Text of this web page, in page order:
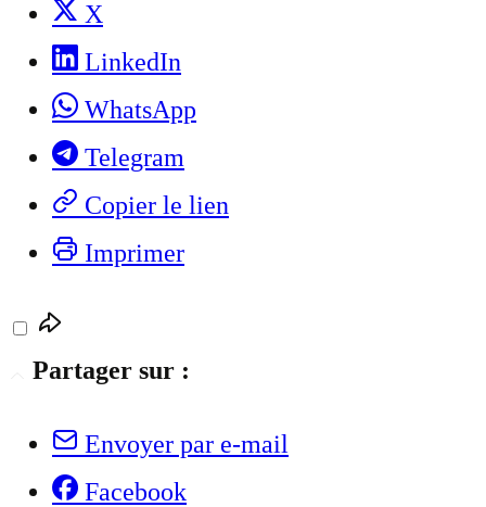
X
LinkedIn
WhatsApp
Telegram
Copier le lien
Imprimer
Partager sur :
Envoyer par e-mail
Facebook